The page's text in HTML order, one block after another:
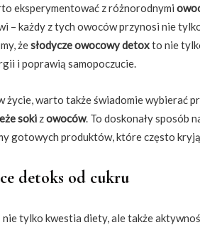
eksperymentować z różnorodnymi
– każdy z tych owoców przynosi nie
żesłodycze owocowy detoxto nie
i poprawią samopoczucie.
życie, warto także świadomie wybierać
soki zowoców. To doskonały sposób
gotowych produktów, które często
detoks od cukru
tylko kwestia diety, ale także